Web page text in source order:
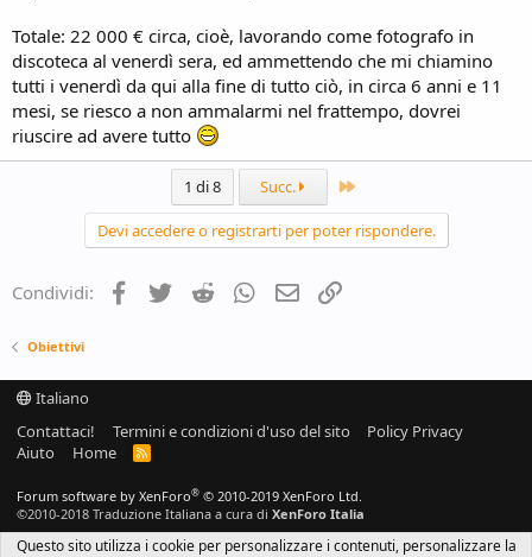
Totale: 22 000 € circa, cioè, lavorando come fotografo in
discoteca al venerdì sera, ed ammettendo che mi chiamino
tutti i venerdì da qui alla fine di tutto ciò, in circa 6 anni e 11
mesi, se riesco a non ammalarmi nel frattempo, dovrei
riuscire ad avere tutto
1 di 8 Succ. Ultimo
Devi accedere o registrarti per poter rispondere.
Condividi: Facebook
TwitterReddit WhatsApp
e-mailLink
Obiettivi
Italiano
Contattaci!
Termini e condizioni d'uso del sito
Policy Privacy
Aiuto
Home
R
Forum software by XenForo® © 2010-2019 XenForo Ltd.
©2010-2018 Traduzione Italiana a cura di XenForo Italia
Questo sito utilizza i cookie per personalizzare i contenuti, personalizzare la